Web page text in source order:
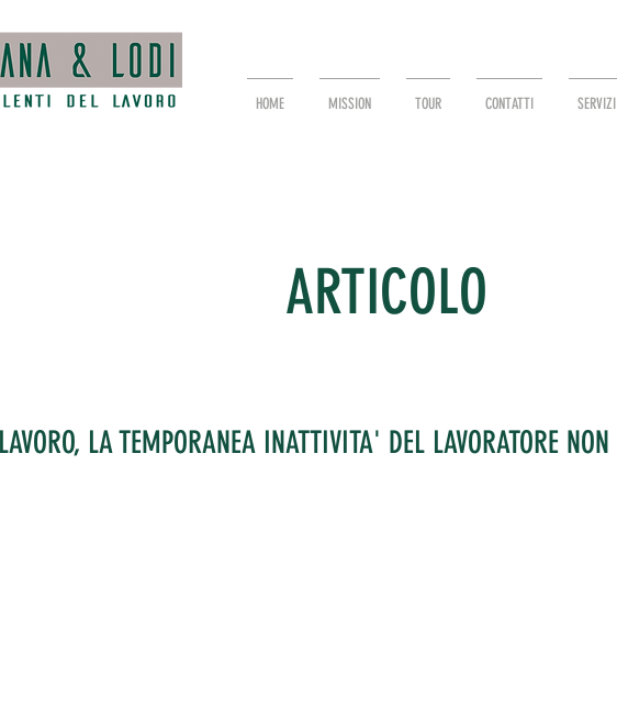
HOME MISSION TOUR CONTATTI SERVIZI
ARTICOLO
LA TEMPORANEA INATTIVITA' DEL LAVORATORE NON